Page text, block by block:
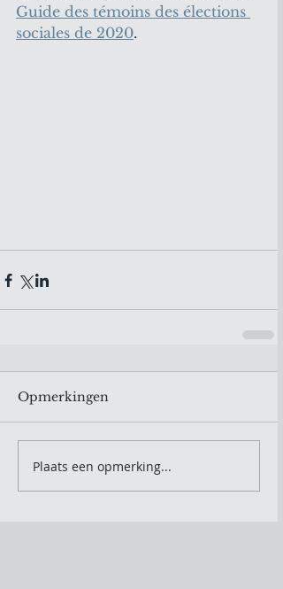
Guide des témoins des élections
sociales de 2020.
Opmerkingen
Plaats een opmerking...